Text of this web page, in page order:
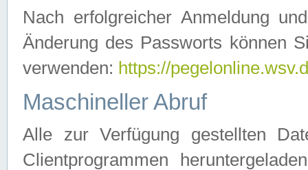
Nach erfolgreicher Anmeldung
Änderung des Passworts können
verwenden: https://
Maschineller Abruf
Alle zur Verfügung gestellten
Clientprogrammen